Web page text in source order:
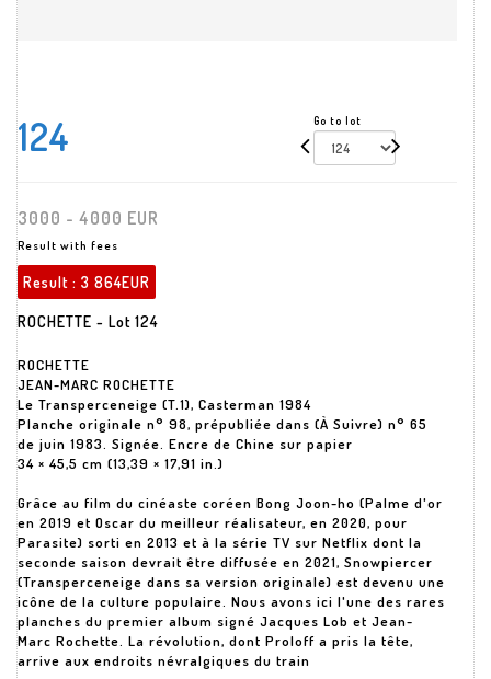
124 Go to lot
3000 - 4000 EUR
Result with fees
Result : 3 864EUR
ROCHETTE - Lot 124
ROCHETTE
JEAN-MARC ROCHETTE
Le Transperceneige (T.1), Casterman 1984
Planche originale n° 98, prépubliée dans (À Suivre) n° 65
de juin 1983. Signée. Encre de Chine sur papier
34 × 45,5 cm (13,39 × 17,91 in.)
Grâce au film du cinéaste coréen Bong Joon-ho (Palme d'or
en 2019 et Oscar du meilleur réalisateur, en 2020, pour
Parasite) sorti en 2013 et à la série TV sur Netflix dont la
seconde saison devrait être diffusée en 2021, Snowpiercer
(Transperceneige dans sa version originale) est devenu une
icône de la culture populaire. Nous avons ici l'une des rares
planches du premier album signé Jacques Lob et Jean-
Marc Rochette. La révolution, dont Proloff a pris la tête,
arrive aux endroits névralgiques du train